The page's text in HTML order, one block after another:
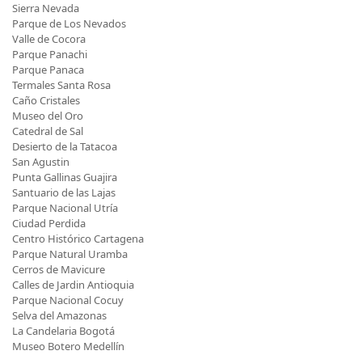
Sierra Nevada
Parque de Los Nevados
Valle de Cocora
Parque Panachi
Parque Panaca
Termales Santa Rosa
Caño Cristales
Museo del Oro
Catedral de Sal
Desierto de la Tatacoa
San Agustin
Punta Gallinas Guajira
Santuario de las Lajas
Parque Nacional Utría
Ciudad Perdida
Centro Histórico Cartagena
Parque Natural Uramba
Cerros de Mavicure
Calles de Jardin Antioquia
Parque Nacional Cocuy
Selva del Amazonas
La Candelaria Bogotá
Museo Botero Medellín